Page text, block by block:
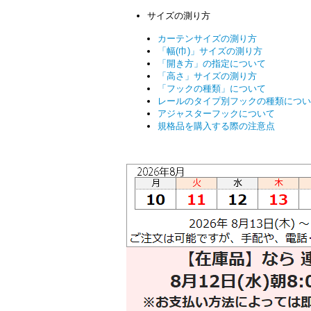
サイズの測り方
カーテンサイズの測り方
「幅(巾)」サイズの測り方
「開き方」の指定について
「高さ」サイズの測り方
「フックの種類」について
レールのタイプ別フックの種類につ
アジャスターフックについて
規格品を購入する際の注意点